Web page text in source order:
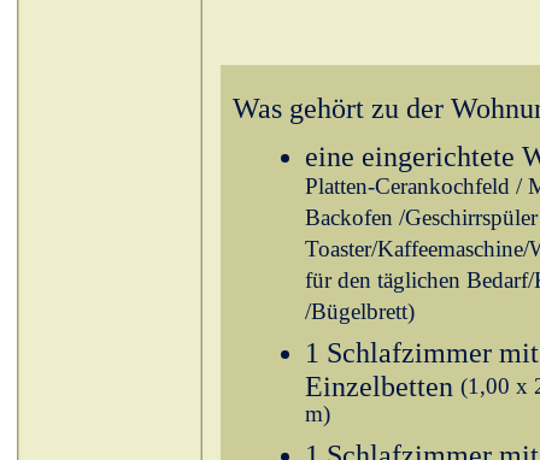
Was gehört zu der
eine eingerichtete
Platten-Cerankochfeld /
Backofen /
Toaster/Kaffeemaschine/
für den täglichen
/Bügelbrett)
1 Schlafzimmer
Einzelbetten (1,00 x
m)